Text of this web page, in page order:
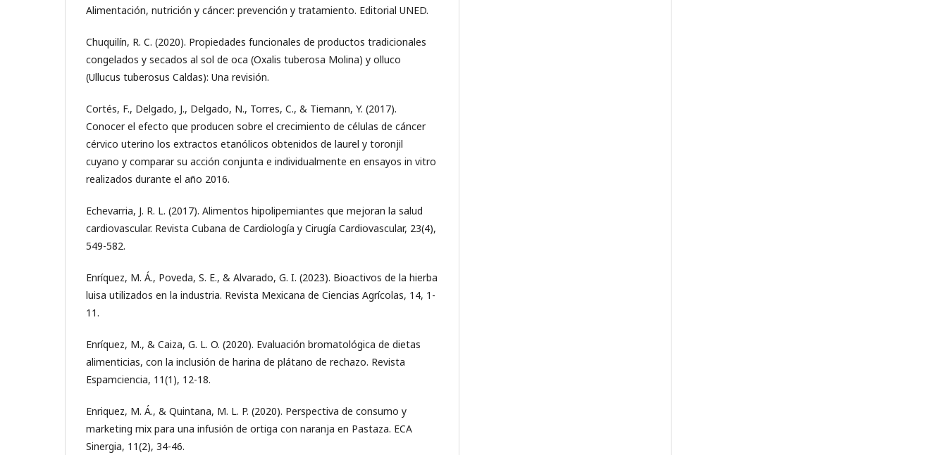
Alimentación, nutrición y cáncer: prevención y tratamiento. Editorial UNED.
Chuquilín, R. C. (2020). Propiedades funcionales de productos tradicionales
congelados y secados al sol de oca (Oxalis tuberosa Molina) y olluco
(Ullucus tuberosus Caldas): Una revisión.
Cortés, F., Delgado, J., Delgado, N., Torres, C., & Tiemann, Y. (2017).
Conocer el efecto que producen sobre el crecimiento de células de cáncer
cérvico uterino los extractos etanólicos obtenidos de laurel y toronjil
cuyano y comparar su acción conjunta e individualmente en ensayos in vitro
realizados durante el año 2016.
Echevarria, J. R. L. (2017). Alimentos hipolipemiantes que mejoran la salud
cardiovascular. Revista Cubana de Cardiología y Cirugía Cardiovascular, 23(4),
549-582.
Enríquez, M. Á., Poveda, S. E., & Alvarado, G. I. (2023). Bioactivos de la hierba
luisa utilizados en la industria. Revista Mexicana de Ciencias Agrícolas, 14, 1-
11.
Enríquez, M., & Caiza, G. L. O. (2020). Evaluación bromatológica de dietas
alimenticias, con la inclusión de harina de plátano de rechazo. Revista
Espamciencia, 11(1), 12-18.
Enriquez, M. Á., & Quintana, M. L. P. (2020). Perspectiva de consumo y
marketing mix para una infusión de ortiga con naranja en Pastaza. ECA
Sinergia, 11(2), 34-46.